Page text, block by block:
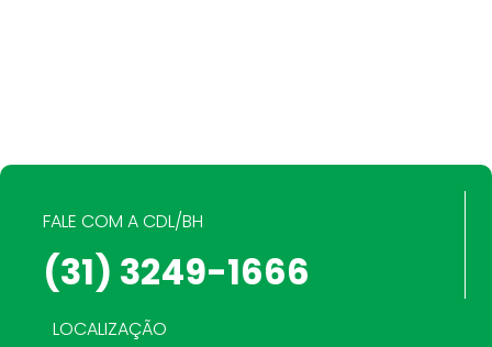
FALE COM A CDL/BH
(31) 3249-1666
LOCALIZAÇÃO